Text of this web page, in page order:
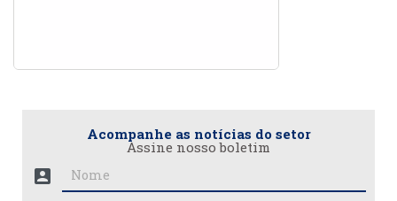
Acompanhe as notícias do setor
Assine nosso boletim
account_box